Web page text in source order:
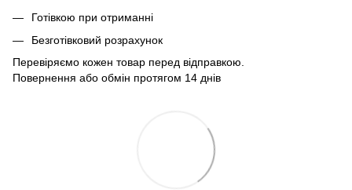
Готівкою при отриманні
Безготівковий розрахунок
Перевіряємо кожен товар перед відправкою.
Повернення або обмін протягом 14 днів